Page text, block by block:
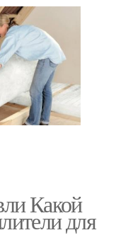
Какой
для